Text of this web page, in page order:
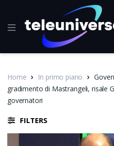
Home In primo piano
gradimento di Mastrangeli, risale
governatori
FILTERS